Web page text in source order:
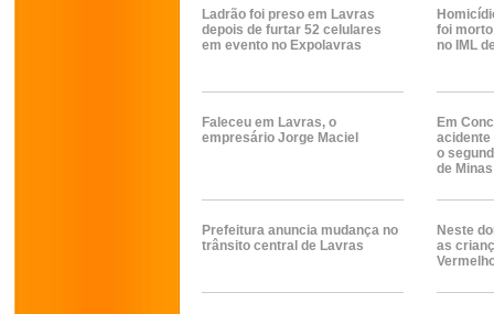
Ladrão foi preso em Lavras
depois de furtar 52 celulares
em evento no Expolavras
foi
no IML
Faleceu em Lavras, o
empresário Jorge Maciel
Em
o
de Minas
Prefeitura anuncia mudança no
trânsito central de Lavras
Neste
as